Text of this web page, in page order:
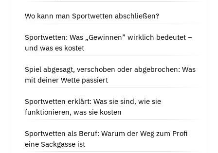
Wo kann man Sportwetten abschließen?
Sportwetten: Was „Gewinnen” wirklich bedeutet –
und was es kostet
Spiel abgesagt, verschoben oder abgebrochen: Was
mit deiner Wette passiert
Sportwetten erklärt: Was sie sind, wie sie
funktionieren, was sie kosten
Sportwetten als Beruf: Warum der Weg zum Profi
eine Sackgasse ist